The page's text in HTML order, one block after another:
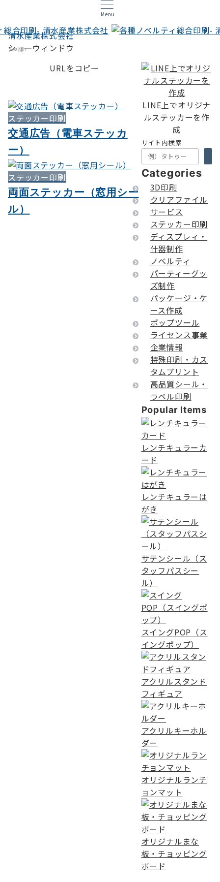
Menu
Search
清水産業株式会社
ショーウィンドウ
URLをコピー
ステッカー印刷
交通広告（電車ステッカ
ー）
ステッカー印刷
両面ステッカー（窓用シー
ル）
LINE上でオリジナ
ルステッカーを作
成
サイト内検索
Categories
3D印刷
クリアファイル
サービス
ステッカー印刷
ディスプレィ・
什器制作
ノベルティ
パーティーグッ
ズ制作
パッケージ・ケ
ース作成
ポップツール
ライセンス事業
企業情報
特殊印刷・カス
タムプリント
高品質シール・
ラベル印刷
Popular Items
レンチキュラーカ
ード
レンチキュラーは
がき
サテンシール（ス
タッフパスシー
ル）
スイングPOP（ス
イングポップ）
アクリルスタンド
フィギュア
アクリルキーホル
ダー
オリジナルランチ
ョンマット
オリジナルまな
板・チョッピング
ボード